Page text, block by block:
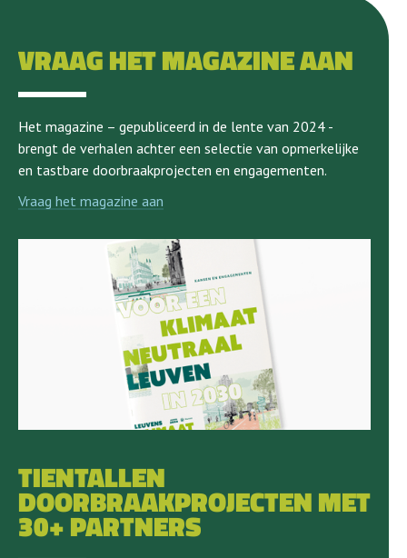
VRAAG HET MAGAZINE AAN
Het magazine – gepubliceerd in de lente van 2024 -
brengt de verhalen achter een selectie van opmerkelijke
en tastbare doorbraakprojecten en engagementen.
Vraag het magazine aan
TIENTALLEN
DOORBRAAKPROJECTEN MET
30+ PARTNERS